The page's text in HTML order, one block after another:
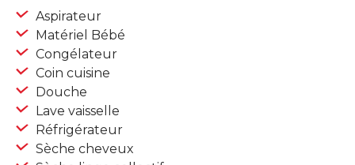
Aspirateur
Matériel Bébé
Congélateur
Coin cuisine
Douche
Lave vaisselle
Réfrigérateur
Sèche cheveux